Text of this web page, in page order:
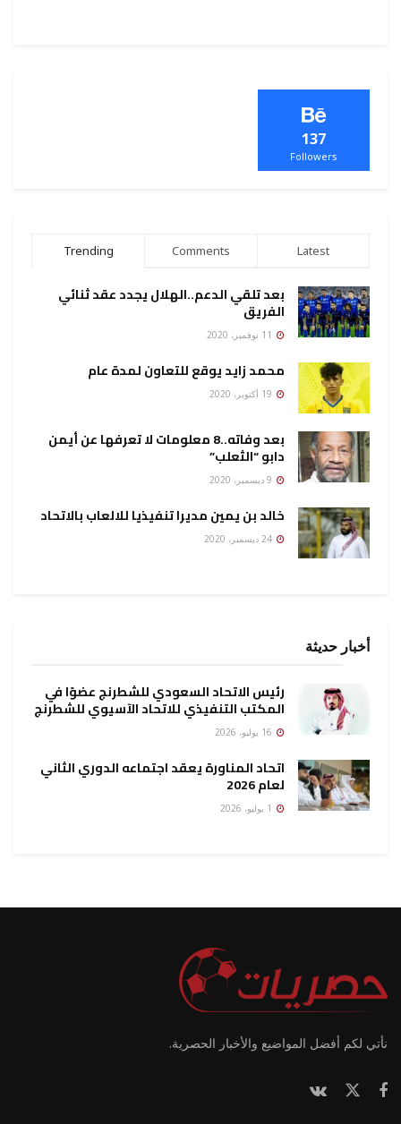
137
Followers
Trending Comments Latest
بعد تلقي الدعم..الهلال يجدد عقد ثنائي
الفريق
محمد زايد يوقع للتعاون لمدة عام
بعد وفاته..8 معلومات لا تعرفها عن أيمن
دابو “الثعلب”
خالد بن يمين مديرا تنفيذيا للالعاب بالاتحاد
أخبار حديثة
رئيس الاتحاد السعودي للشطرنج عضوًا في
المكتب التنفيذي للاتحاد الآسيوي للشطرنج
اتحاد المناورة يعقد اجتماعه الدوري الثاني
لعام 2026
نأتي لكم أفضل المواضيع والأخبار الحصرية.